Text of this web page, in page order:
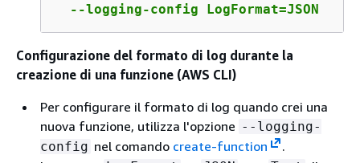
  --logging-config LogFormat=JSON
Configurazione del formato di log durante la
creazione di una funzione (AWS CLI)
Per configurare il formato di log quando crei una
nuova funzione, utilizza l'opzione --logging-
config nel comando create-function
.